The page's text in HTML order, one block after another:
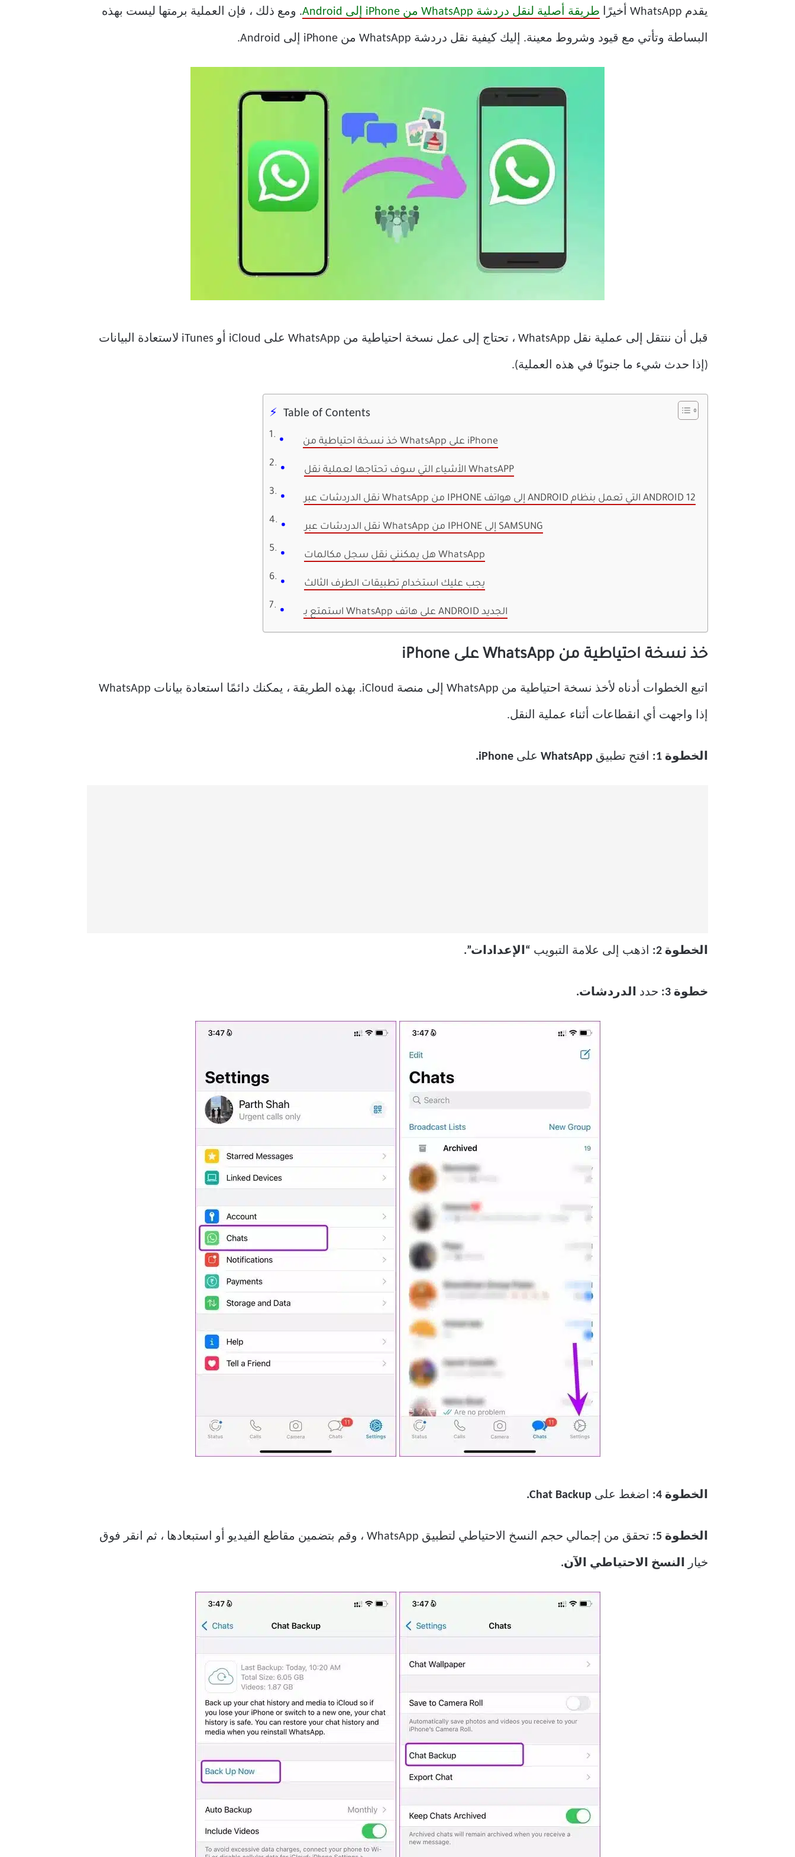
يقدم WhatsApp أخيرًا طريقة أصلية لنقل دردشة WhatsApp من iPhone إلى Android . ومع ذلك ، فإن العملية برمتها ليست بهذه
البساطة وتأتي مع قيود وشروط معينة. إليك كيفية نقل دردشة WhatsApp من iPhone إلى Android.
قبل أن ننتقل إلى عملية نقل WhatsApp ، تحتاج إلى عمل نسخة احتياطية من WhatsApp على iCloud أو iTunes لاستعادة البيانات
(إذا حدث شيء ما جنوبًا في هذه العملية).
Table of Contents
خذ نسخة احتياطية من WhatsApp على iPhone
الأشياء التي سوف تحتاجها لعملية نقل WhatsAPP
نقل الدردشات عبر WhatsApp من IPHONE إلى هواتف ANDROID التي تعمل بنظام ANDROID 12
نقل الدردشات عبر WhatsApp من IPHONE إلى SAMSUNG
هل يمكنني نقل سجل مكالمات WhatsApp
يجب عليك استخدام تطبيقات الطرف الثالث
استمتع بـ WhatsApp على هاتف ANDROID الجديد
خذ نسخة احتياطية من WhatsApp على iPhone
اتبع الخطوات أدناه لأخذ نسخة احتياطية من WhatsApp إلى منصة iCloud. بهذه الطريقة ، يمكنك دائمًا استعادة بيانات WhatsApp
إذا واجهت أي انقطاعات أثناء عملية النقل.
الخطوة 1: افتح تطبيق WhatsApp على iPhone.
الخطوة 2: اذهب إلى علامة التبويب “الإعدادات”.
خطوة 3: حدد الدردشات.
الخطوة 4: اضغط على Chat Backup.
الخطوة 5: تحقق من إجمالي حجم النسخ الاحتياطي لتطبيق WhatsApp ، وقم بتضمين مقاطع الفيديو أو استبعادها ، ثم انقر فوق
خيار النسخ الاحتياطي الآن.